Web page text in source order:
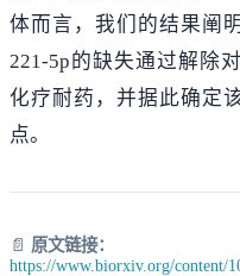
体而言，我们的结果阐
221-5p的缺失通过解除
化疗耐药，并据此确定
点。
📄 原文链接：
https://www.biorxiv.org/content/